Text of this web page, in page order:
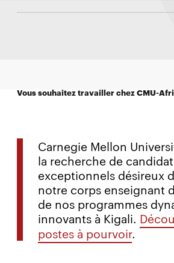
Vous souhaitez travailler chez CMU-
Carnegie Mellon
la recherche de
exceptionnels désireux
notre corps enseignant
de nos programmes
innovants à Kigali.
postes à pourvoir.